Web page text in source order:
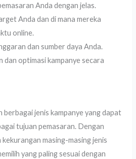
Anda dengan jelas.
Anda dan di mana mereka
online.
dan sumber daya Anda.
dan optimasi kampanye secara
berbagai jenis kampanye yang dapat
tujuan pemasaran. Dengan
kekurangan masing-masing jenis
yang paling sesuai dengan